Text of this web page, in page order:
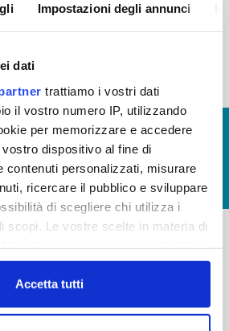
Impostazioni degli annunci
dati
trattiamo i vostri dati
il vostro numero IP, utilizzando
per memorizzare e accedere
dispositivo al fine di
contenuti personalizzati, misurare
ricercare il pubblico e sviluppare
di scegliere chi utilizza i
scopi. Le vostre scelte in materia di
le vostre scelte. È possibile
il proprio consenso in qualsiasi
sui cookie o facendo clic
Accetta tutti
GLOSSARIO
GIUDICA IL SERVIZIO
LAVORA CON NOI
-
-
FAQ
PRIVACY POLICY